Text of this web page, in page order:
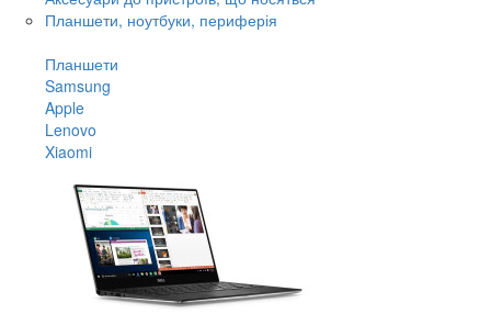
Планшети, ноутбуки, периферія
Планшети
Samsung
Apple
Lenovo
Xiaomi